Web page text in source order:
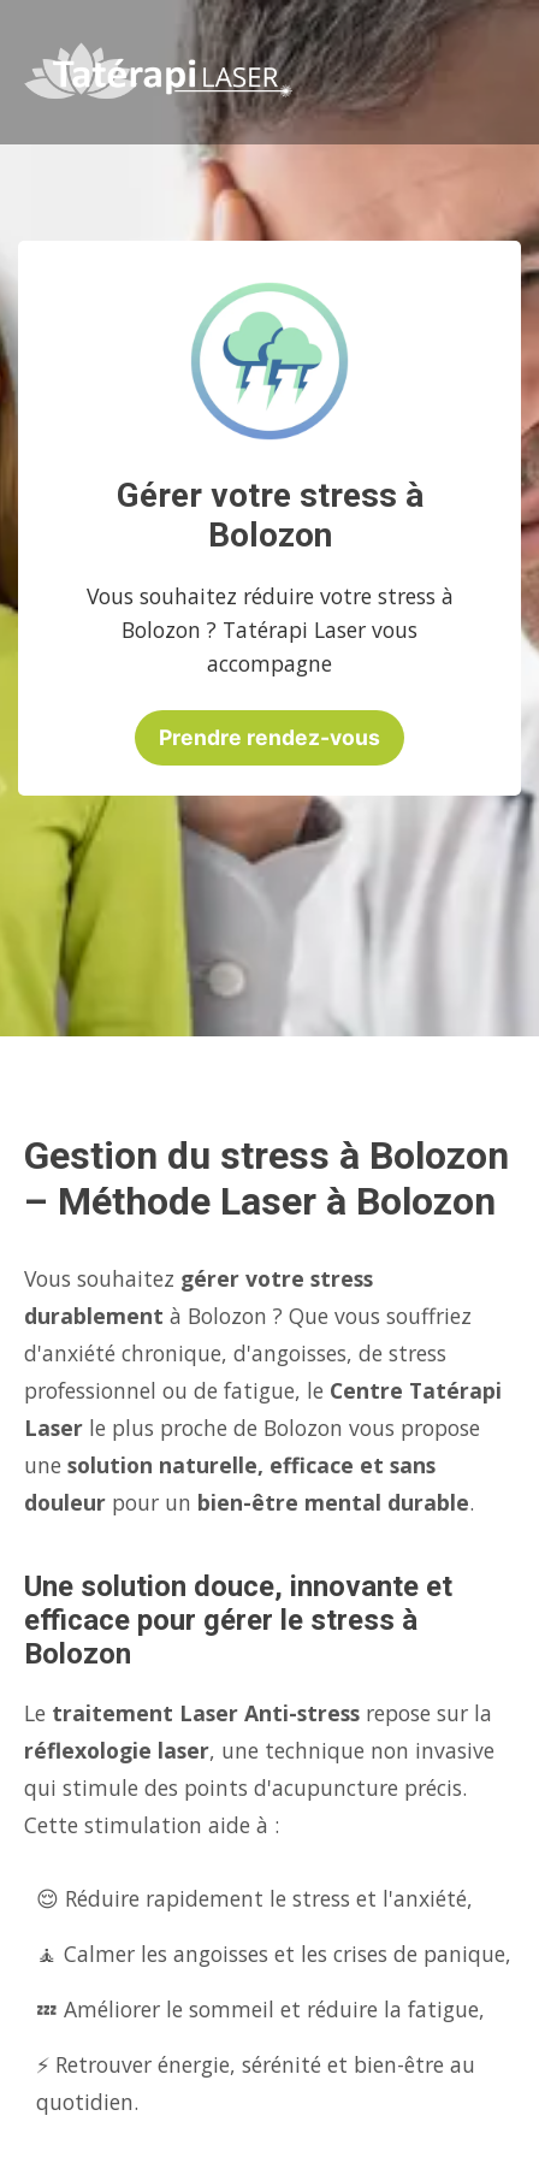
Gérer votre stress à
Bolozon
Vous souhaitez réduire votre stress à
Bolozon ? Tatérapi Laser vous
accompagne
Prendre rendez-vous
Gestion du stress à Bolozon
– Méthode Laser à Bolozon
Vous souhaitez gérer votre stress
durablement à Bolozon ? Que vous souffriez
d'anxiété chronique, d'angoisses, de stress
professionnel ou de fatigue, le Centre Tatérapi
Laser le plus proche de Bolozon vous propose
une solution naturelle, efficace et sans
douleur pour un bien-être mental durable.
Une solution douce, innovante et
efficace pour gérer le stress à
Bolozon
Le traitement Laser Anti-stress repose sur la
réflexologie laser, une technique non invasive
qui stimule des points d'acupuncture précis.
Cette stimulation aide à :
😌 Réduire rapidement le stress et l'anxiété,
🧘 Calmer les angoisses et les crises de panique,
💤 Améliorer le sommeil et réduire la fatigue,
⚡ Retrouver énergie, sérénité et bien-être au
quotidien.